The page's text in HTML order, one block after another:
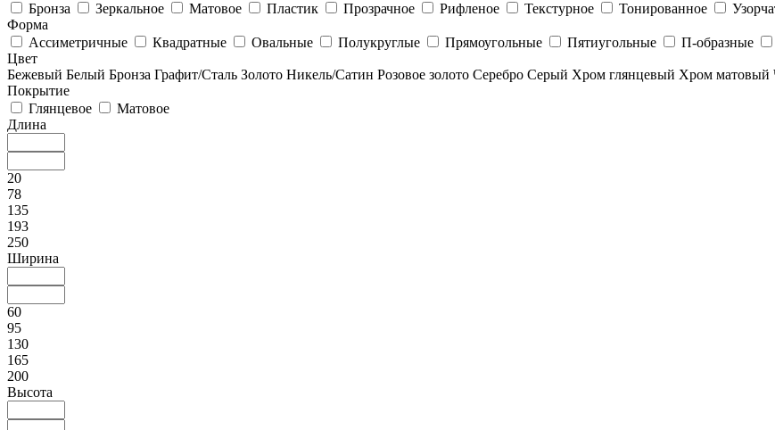
Бронза
Зеркальное Матовое Пластик Прозрачное Рифленое Текстурное Тонированное
Форма
Ассиметричные
Квадратные Овальные Полукруглые Прямоугольные Пятиугольные П-образные
Цвет
Бежевый Белый Бронза Графит/Сталь Золото Никель/Сатин Розовое золото Серебро Серый Хром глянцевый Хром матовый
Покрытие
Глянцевое
Матовое
Длина
20
78
135
193
250
Ширина
60
95
130
165
200
Высота